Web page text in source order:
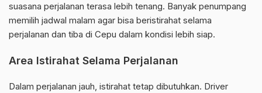
suasana perjalanan terasa lebih tenang. Banyak penumpang
memilih jadwal malam agar bisa beristirahat selama
perjalanan dan tiba di Cepu dalam kondisi lebih siap.
Area Istirahat Selama Perjalanan
Dalam perjalanan jauh, istirahat tetap dibutuhkan. Driver